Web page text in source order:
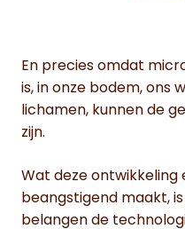
En precies omdat
is, in onze bodem, ons
lichamen, kunnen de
zijn.
Wat deze ontwikkeling
beangstigend maakt,
belangen de